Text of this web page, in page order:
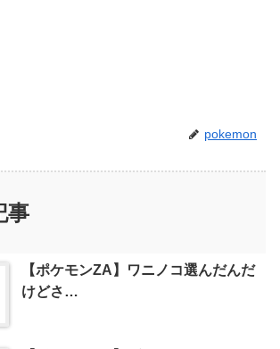
pokemon
事
【ポケモンZA】ワニノコ選んだんだ
けどさ…